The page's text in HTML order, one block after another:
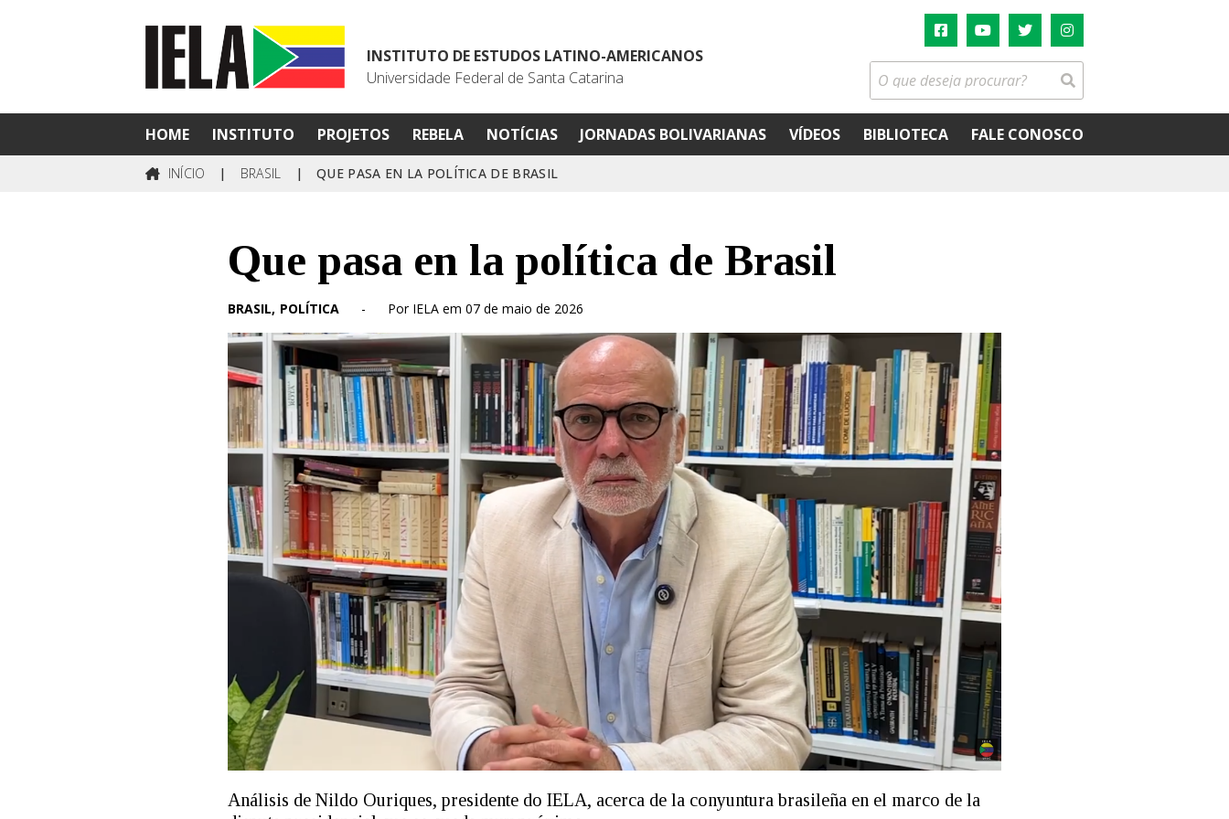
INSTITUTO DE ESTUDOS LATINO-AMERICANOS
Universidade Federal de Santa Catarina
HOME INSTITUTO PROJETOS REBELA NOTÍCIAS JORNADAS BOLIVARIANAS VÍDEOS BIBLIOTECA FALE CONOSCO
INÍCIO | BRASIL | QUE PASA EN LA POLÍTICA DE BRASIL
Que pasa en la política de Brasil
BRASIL POLÍTICA - Por IELA em 07 de maio de 2026
Análisis de Nildo Ouriques, presidente do IELA, acerca de la conyuntura brasileña en el marco de la